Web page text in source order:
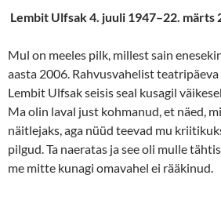
Lembit Ulfsak 4. juuli 1947–22. märts
Mul on meeles pilk, millest sain
aasta 2006. Rahvusvahelist
Lembit Ulfsak seisis seal kusagil
Ma olin laval just kohmanud, et näed,
näitlejaks, aga nüüd teevad mu
pilgud. Ta naeratas ja see oli mulle
me mitte kunagi omavahel ei rääkinud.